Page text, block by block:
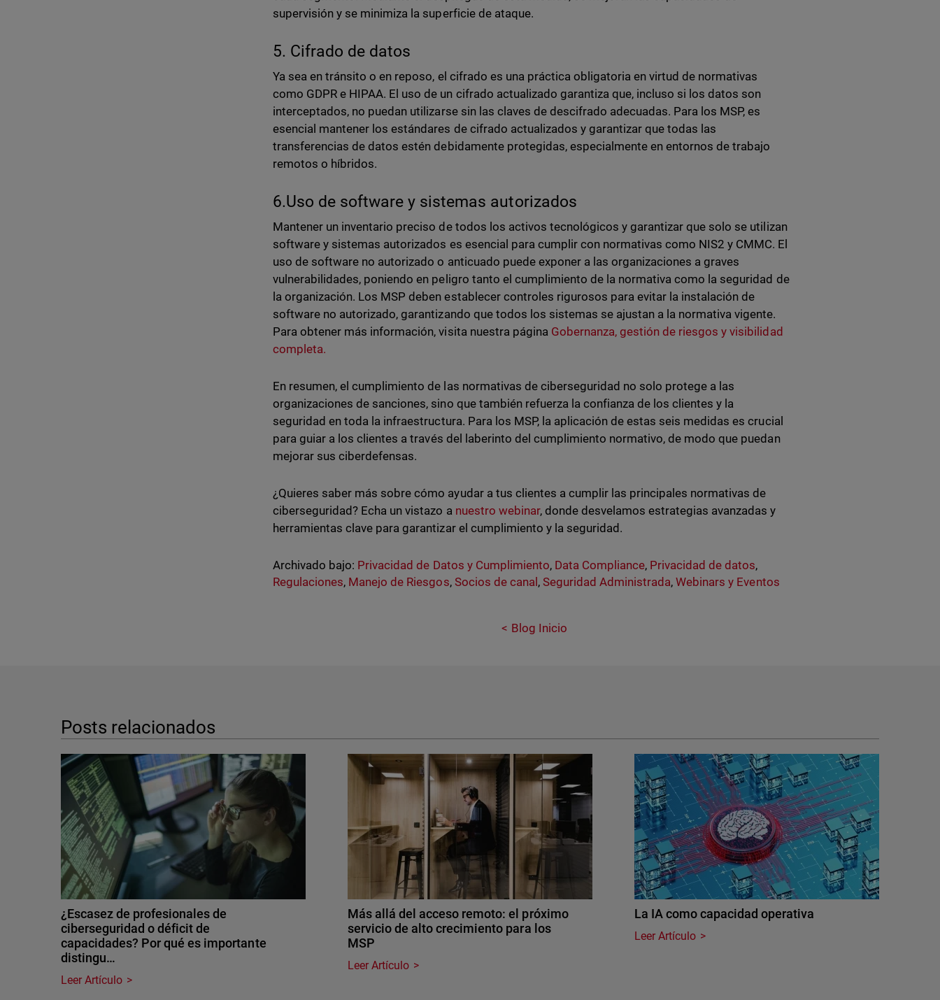
supervisión y se minimiza la superficie de ataque.
5. Cifrado de datos
Ya sea en tránsito o en reposo, el cifrado es una práctica obligatoria en virtud de normativas
como GDPR e HIPAA. El uso de un cifrado actualizado garantiza que, incluso si los datos son
interceptados, no puedan utilizarse sin las claves de descifrado adecuadas. Para los MSP, es
esencial mantener los estándares de cifrado actualizados y garantizar que todas las
transferencias de datos estén debidamente protegidas, especialmente en entornos de trabajo
remotos o híbridos.
6.Uso de software y sistemas autorizados
Mantener un inventario preciso de todos los activos tecnológicos y garantizar que solo se utilizan
software y sistemas autorizados es esencial para cumplir con normativas como NIS2 y CMMC. El
uso de software no autorizado o anticuado puede exponer a las organizaciones a graves
vulnerabilidades, poniendo en peligro tanto el cumplimiento de la normativa como la seguridad de
la organización. Los MSP deben establecer controles rigurosos para evitar la instalación de
software no autorizado, garantizando que todos los sistemas se ajustan a la normativa vigente.
Para obtener más información, visita nuestra página Gobernanza, gestión de riesgos y visibilidad
completa.
En resumen, el cumplimiento de las normativas de ciberseguridad no solo protege a las
organizaciones de sanciones, sino que también refuerza la confianza de los clientes y la
seguridad en toda la infraestructura. Para los MSP, la aplicación de estas seis medidas es crucial
para guiar a los clientes a través del laberinto del cumplimiento normativo, de modo que puedan
mejorar sus ciberdefensas.
¿Quieres saber más sobre cómo ayudar a tus clientes a cumplir las principales normativas de
ciberseguridad? Echa un vistazo a nuestro webinar, donde desvelamos estrategias avanzadas y
herramientas clave para garantizar el cumplimiento y la seguridad.
Archivado bajo: Privacidad de Datos y Cumplimiento, Data Compliance, Privacidad de datos,
Regulaciones, Manejo de Riesgos, Socios de canal , Seguridad Administrada,Webinars y Eventos
Blog Inicio
Posts relacionados
¿Escasez de profesionales de
ciberseguridad o déficit de
capacidades? Por qué es importante
distingu…
Leer Artículo
Más allá del acceso remoto: el próximo
servicio de alto crecimiento para los
MSP
Leer Artículo
La IA como capacidad operativa
Leer Artículo